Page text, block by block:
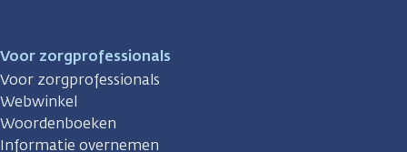
Voor zorgprofessionals
Voor zorgprofessionals
Webwinkel
Woordenboeken
Informatie overnemen